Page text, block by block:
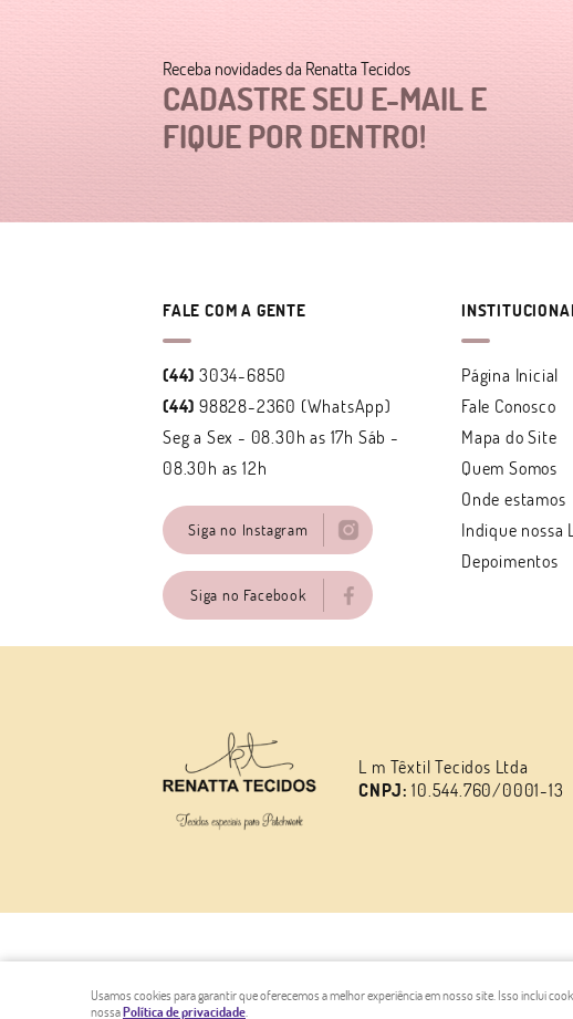
CADASTRE SEU E-MAIL E
FIQUE POR DENTRO!
Receba novidades da Renatta Tecidos
FALE COM A GENTE
(44) 3034-6850
(44) 98828-2360 (WhatsApp)
Seg a Sex - 08.30h as 17h Sáb -
08.30h as 12h
Siga no Instagram
Siga no Facebook
Página Inicial
Fale Conosco
Mapa do Site
Quem Somos
Onde estamos
Indique nossa
Depoimentos
L m Têxtil Tecidos Ltda
CNPJ: 10.544.760/0001-13
Usamos cookies para garantir que oferecemos a melhor experiência em nosso site. Isso inclui
nossaPolítica de privacidade.